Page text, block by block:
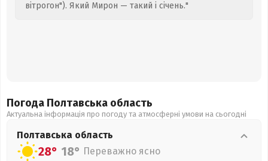
вітрогон"). Який Мирон — такий і січень."
Погода Полтавська область
Актуальна інформація про погоду та атмосферні умови на сьогодні
Полтавська область
28° 18° Переважно ясно